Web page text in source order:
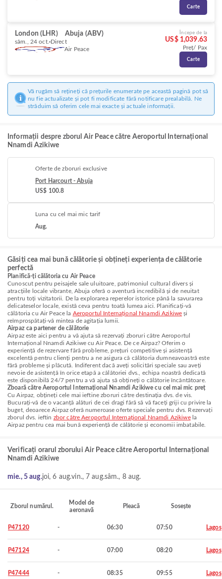
Carte
London (LHR) Abuja (ABV)
sâm., 24 oct. Direct
Air Peace
Începe de la
US$ 1,039.63
Preț/ Pax
Carte
Vă rugăm să rețineți că prețurile enumerate pe această pagină pot să
nu fie actualizate și pot fi modificate fără notificare prealabilă. Ne
străduim să oferim cele mai exacte și actuale informații.
Informații despre zborul Air Peace către Aeroportul Internațional
Nnamdi Azikiwe
Oferte de zboruri exclusive
Port Harcourt - Abuja
US$ 100.8
Luna cu cel mai mic tarif
Aug.
Găsiți cea mai bună călătorie și obțineți experiența de călătorie
perfectă
Planifică-ți călătoria cu Air Peace
Cunoscut pentru peisajele sale uluitoare, patrimoniul cultural divers și
atracțiile locale vibrante, Abuja oferă o aventură incredibilă și de neuitat
pentru toți vizitatorii. De la explorarea reperelor istorice până la savurarea
delicateselor locale, există ceva pentru toată lumea aici. Planificați-vă
călătoria cu Air Peace la Aeroportul Internațional Nnamdi Azikiwe și
reîmprospătați-vă mintea de agitația lumii.
Airpaz ca partener de călătorie
Airpaz este aici pentru a vă ajuta să rezervați zboruri către Aeroportul
Internațional Nnamdi Azikiwe cu Air Peace. De ce Airpaz? Oferim o
experiență de rezervare fără probleme, prețuri competitive și asistență
excelentă pentru clienți pentru a ne asigura că călătoria dumneavoastră este
fără probleme și plăcută. Indiferent dacă aveți solicitări speciale sau aveți
nevoie de asistență în orice etapă a călătoriei dvs., echipa noastră dedicată
este disponibilă 24/7 pentru a vă ajuta să obțineți o călătorie încântătoare.
Zboară către Aeroportul Internațional Nnamdi Azikiwe cu cel mai mic preț
Cu Airpaz, obțineți cele mai ieftine zboruri către destinația dvs. de vis.
Bucurați-vă de o vacanță alături de cei dragi fără să vă faceți griji cu privire la
buget, deoarece Airpaz oferă numeroase oferte speciale pentru dvs. Rezervați
zborul dvs. ieftin zbor către Aeroportul Internațional Nnamdi Azikiwela
Airpaz pentru cea mai bună experiență de călătorie și economii imbatabile.
Verificați orarul zborului Air Peace către Aeroportul Internațional
Nnamdi Azikiwe
mie., 5 aug.joi, 6 aug.vin., 7 aug.sâm., 8 aug.
Zborul numărul.
Model de
aeronavă
Pleacă Sosește
P47120 - 06:30 07:50 Lagos
P47124 - 07:00 08:20 Lagos
P47444 - 08:35 09:55 Lagos